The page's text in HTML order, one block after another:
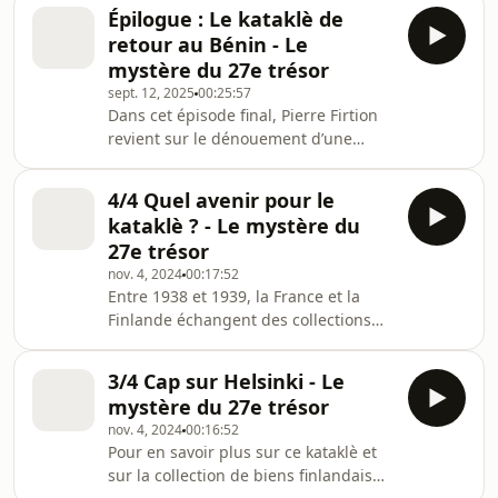
de nombreux tirailleurs africains.
Dans cet épisode, nous
Dodds, ces pièces historiques ont été
données au Musée d'ethnographie du
Trocadéro. Lors des cérémonies de
restitution à Cotonou, une source
proche du dossier confie au
journaliste Pierre Firtion qu’une
œuvre serait manquante. Intrigué, il
s'interroge : et si c’ét
Épilogue : Le kataklè de
retour au Bénin - Le
mystère du 27e trésor
sept. 12, 2025 00:25:57
Dans cet épisode final, Pierre Firtion
revient sur le dénouement d’une
provenant du Dahomey, par la
Finlande en mai 2025. Retrouvé grâce
aux investigations de notre
journaliste, ce 27e trésor complète la
série des œuvres restituées par la
France au Bénin en 2021. Comment
cette pièce unique a-t-elle refait
surface ? Quels enje
4/4 Quel avenir pour le
kataklè ? - Le mystère du
27e trésor
nov. 4, 202400:17:52
Entre 1938 et 1939, la France et la
Finlande échangent des collections
kataklè. Considérés par certains
comme un don, par d’autres comme
un prêt, le statut de propriété de ces
objets pourrait compromettre la
restitution du kataklè aux autorités
3/4 Cap sur Helsinki - Le
mystère du 27e trésor
nov. 4, 202400:16:52
Pour en savoir plus sur ce kataklè et
sur la collection de biens finlandais